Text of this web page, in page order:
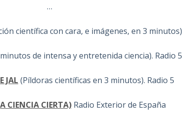
…
científica con cara, e imágenes, en 3 minutos)
de intensa y entretenida ciencia). Radio 5
JAL (Píldoras científicas en 3 minutos). Radio 5
CIENCIA CIERTA)Radio Exterior de España